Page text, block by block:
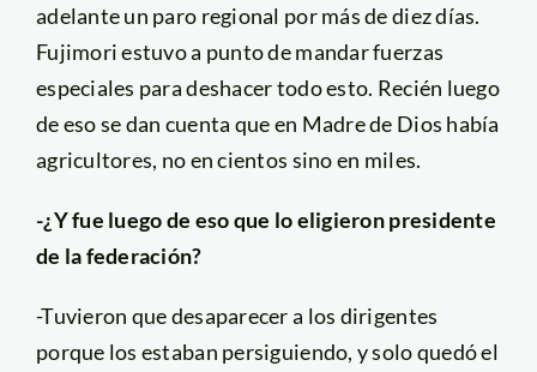
adelante un paro regional por más de diez días.
Fujimori estuvo a punto de mandar fuerzas
especiales para deshacer todo esto. Recién luego
de eso se dan cuenta que en Madre de Dios había
agricultores, no en cientos sino en miles.
-¿Y fue luego de eso que lo eligieron presidente
de la federación?
-Tuvieron que desaparecer a los dirigentes
porque los estaban persiguiendo, y solo quedó el